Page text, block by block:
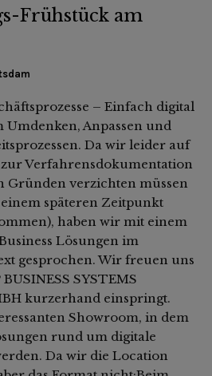
Frühstück am
– Einfach digital
Anpassen und
Da wir leider auf
Verfahrensdokumentation
Gründen verzichten müssen
späteren Zeitpunkt
haben wir mit einem
Lösungen im
gesprochen. Wir freuen uns
SYSTEMS
kurzerhand einspringt.
Showroom, in dem
rund um digitale
Da wir die Location